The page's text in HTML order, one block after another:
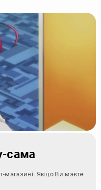
сама
магазині. Якщо Ви маєте